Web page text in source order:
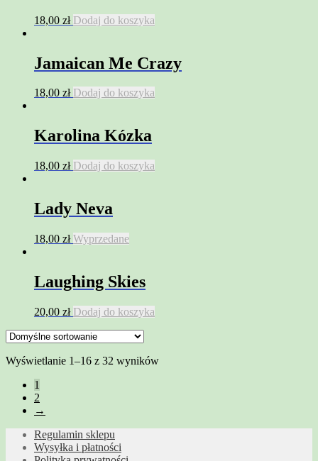
18,00 zł Dodaj do koszyka
Jamaican Me Crazy
18,00 zł Dodaj do koszyka
Karolina Kózka
18,00 zł Dodaj do koszyka
Lady Neva
18,00 zł Wyprzedane
Laughing Skies
20,00 zł Dodaj do koszyka
Wyświetlanie 1–16 z 32 wyników
1
2
→
Regulamin sklepu
Wysyłka i płatności